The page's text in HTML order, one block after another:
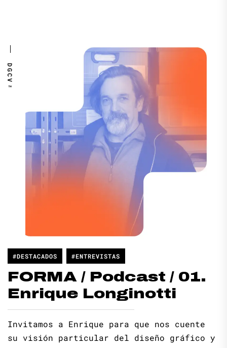
DGCV™
#DESTACADOS #ENTREVISTAS
FORMA / Podcast / 01.
Enrique Longinotti
Invitamos a Enrique para que nos cuente
su visión particular del diseño gráfico y